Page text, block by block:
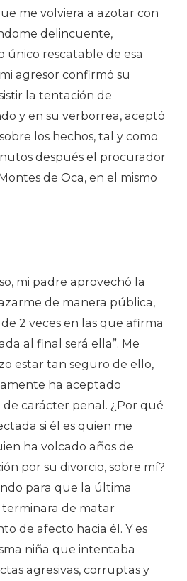
me volviera a azotar con
delincuente,
único rescatable de esa
agresor confirmó su
la tentación de
y en su verborrea, aceptó
los hechos, tal y como
después el procurador
de Oca, en el mismo
mi padre aprovechó la
de manera pública,
2 veces en las que afirma
al final será ella”. Me
estar tan seguro de ello,
ha aceptado
carácter penal. ¿Por qué
si él es quien me
ha volcado años de
por su divorcio, sobre mí?
para que la última
de matar
de afecto hacia él. Y es
niña que intentaba
agresivas, corruptas y